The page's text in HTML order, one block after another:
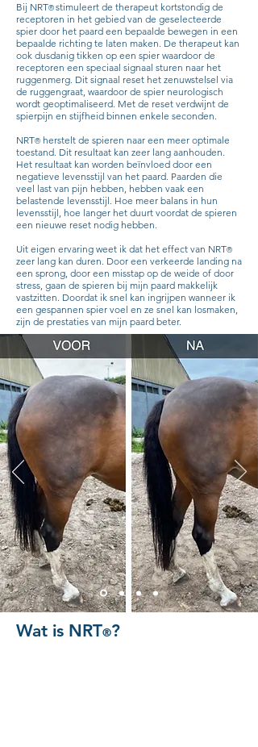
Bij NRT®stimuleert de therapeut kortstondig de
receptoren in het gebied van de geselecteerde
spier door het paard een bepaalde bewegen in een
bepaalde richting te laten maken. De therapeut kan
ook dusdanig tikken op een spier waardoor de
receptoren een speciaal signaal sturen naar het
ruggenmerg. Dit signaal reset het zenuwstelsel via
de ruggengraat, waardoor de spier neurologisch
wordt geoptimaliseerd. Met de reset verdwijnt de
spierpijn en stijfheid binnen enkele seconden.
NRT® herstelt de spieren naar een meer optimale
toestand. Dit resultaat kan zeer lang aanhouden.
Het resultaat kan worden beïnvloed door een
negatieve levensstijl van het paard. Paarden die
veel last van pijn hebben, hebben vaak een
belastende levensstijl. Hoe meer balans in hun
levensstijl, hoe langer het duurt voordat de spieren
een nieuwe reset nodig hebben.
Uit eigen ervaring weet ik dat het effect van NRT®
zeer lang kan duren. Door een verkeerde landing na
een sprong, door een misstap op de weide of door
stress, gaan de spieren bij mijn paard makkelijk
vastzitten. Doordat ik snel kan ingrijpen wanneer ik
een gespannen spier voel en ze snel kan losmaken,
zijn de prestaties van mijn paard beter.
Wat is NRT®?